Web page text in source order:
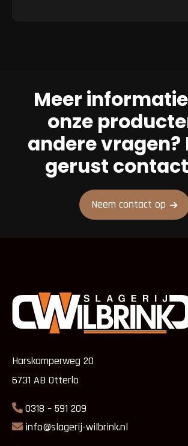
Meer
onze
andere vragen?
gerust
Neem contact op
Harskamperweg 20
6731 AB Otterlo
0318 – 591 209
info@slagerij-wilbrink.nl